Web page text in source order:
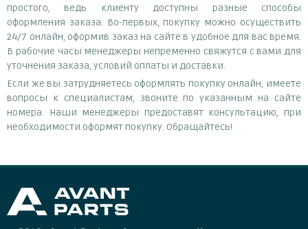
простого, ведь клиенту доступны разные способы
оформления заказа. Во-первых, покупку можно осуществить
24/7 онлайн, оформив заказ на сайте в удобное для вас время.
В рабочие часы менеджеры непременно свяжутся с вами для
уточнения заказа, условий оплаты и доставки.
Если же вы затрудняетесь оформлять покупку онлайн, имеете
вопросы к специалистам, звоните по указанным на сайте
номера. Наши менеджеры предоставят консультацию, при
необходимости оформят покупку. Обращайтесь!